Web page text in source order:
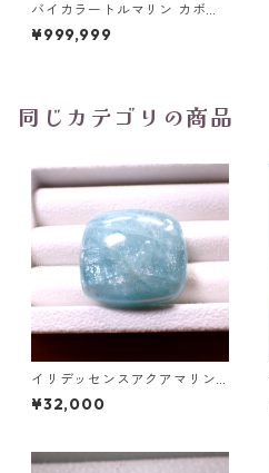
バイカラートルマリン カボシ
ョンルース 0.6ct 6.3mm*4.4
mm*2.5mm
¥999,999
同じカテゴリの商品
イリデッセンスアクアマリン 1
27.5ct 32.0mm*29.0mm*15.
7mm
¥32,000